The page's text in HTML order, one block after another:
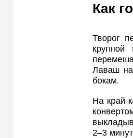
Как
Творог
крупной
Лаваш
бокам.
На край
2–3